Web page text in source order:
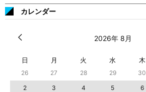
カレンダー
2026年 8月
日 月 火 水 木
26 27 28 29 30
2
3 4 5 6